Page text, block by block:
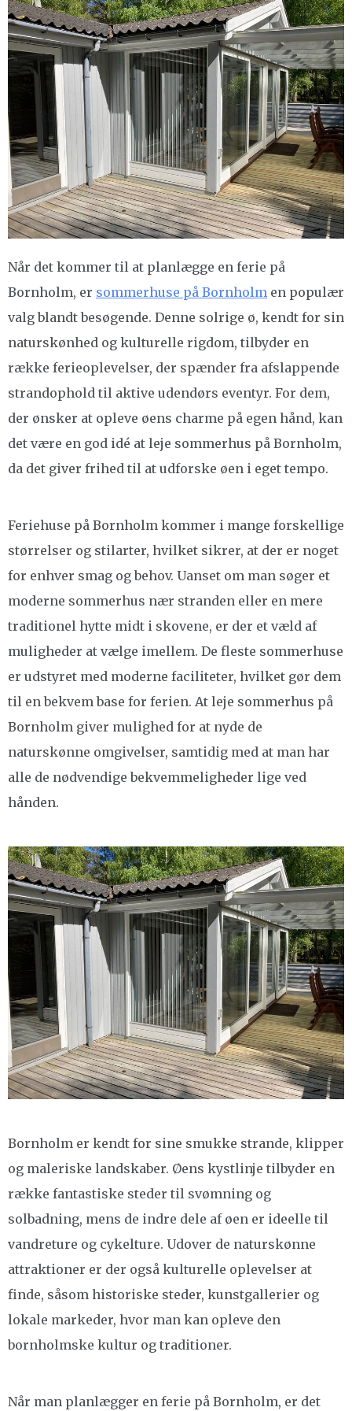
Når det kommer til at planlægge en ferie på
Bornholm, er sommerhuse på Bornholm en populær
valg blandt besøgende. Denne solrige ø, kendt for sin
naturskønhed og kulturelle rigdom, tilbyder en
række ferieoplevelser, der spænder fra afslappende
strandophold til aktive udendørs eventyr. For dem,
der ønsker at opleve øens charme på egen hånd, kan
det være en god idé at leje sommerhus på Bornholm,
da det giver frihed til at udforske øen i eget tempo.
Feriehuse på Bornholm kommer i mange forskellige
størrelser og stilarter, hvilket sikrer, at der er noget
for enhver smag og behov. Uanset om man søger et
moderne sommerhus nær stranden eller en mere
traditionel hytte midt i skovene, er der et væld af
muligheder at vælge imellem. De fleste sommerhuse
er udstyret med moderne faciliteter, hvilket gør dem
til en bekvem base for ferien. At leje sommerhus på
Bornholm giver mulighed for at nyde de
naturskønne omgivelser, samtidig med at man har
alle de nødvendige bekvemmeligheder lige ved
hånden.
Bornholm er kendt for sine smukke strande, klipper
og maleriske landskaber. Øens kystlinje tilbyder en
række fantastiske steder til svømning og
solbadning, mens de indre dele af øen er ideelle til
vandreture og cykelture. Udover de naturskønne
attraktioner er der også kulturelle oplevelser at
finde, såsom historiske steder, kunstgallerier og
lokale markeder, hvor man kan opleve den
bornholmske kultur og traditioner.
Når man planlægger en ferie på Bornholm, er det